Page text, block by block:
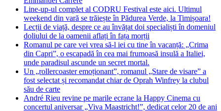
Line-up-ul complet al CODRU Festival este aici. Ultimul
weekend din vară se trăiește în Pădurea Verde, la Timișoara!
Lecții de viață, despre ce au învățat doi specialiști în domeniul
doliului de la oamenii aflați în fața morții
Romanul pe care vei vrea să-l iei cu tine în vacanță: „Crima
din Capri”, o escapadă în cea mai frumoasă insulă a Italiei,
unde paradisul ascunde un secret mortal.
Un „rollercoaster emoționant”, romanul „Stare de visare” a
fost selectat și recomandat chiar de Oprah Winfrey la clubul
său de carte
André Rieu revine pe marile ecrane la Happy Cinema cu
concertul aniversar „Viva Maastricht!”, dedicat celor 20 de ani